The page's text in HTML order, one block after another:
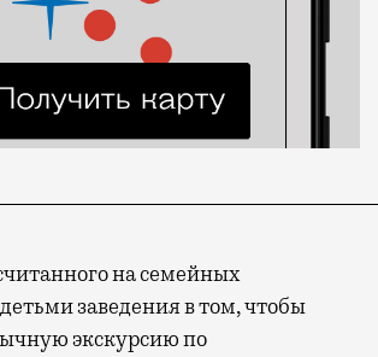
на семейных
заведения в том, чтобы
экскурсию по